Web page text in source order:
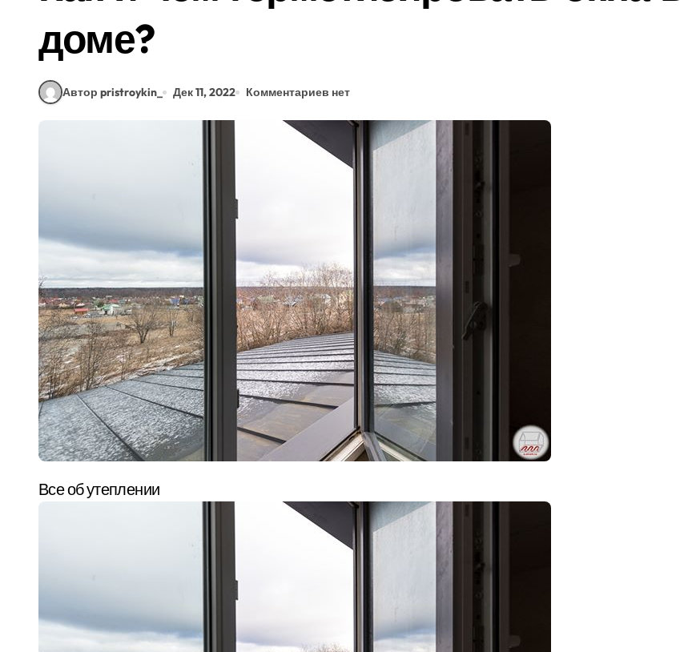
доме?
Автор pristroykin_ Дек 11, 2022 Комментариев нет
Все об утеплении